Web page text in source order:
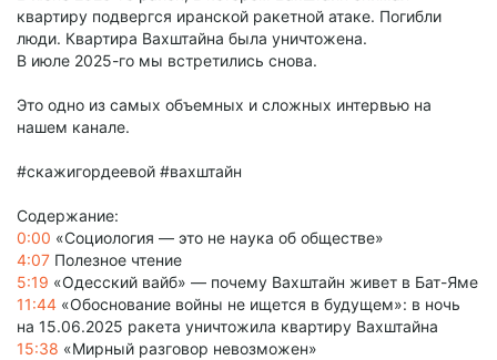
квартиру подвергся иранской ракетной атаке. Погибли
люди. Квартира Вахштайна была уничтожена.
В июле 2025-го мы встретились снова.
Это одно из самых объемных и сложных интервью на
нашем канале.
#скажигордеевой #вахштайн
Содержание:
0:00 «Социология — это не наука об обществе»
4:07 Полезное чтение
5:19 «Одесский вайб» — почему Вахштайн живет в Бат-Яме
11:44 «Обоснование войны не ищется в будущем»: в ночь
на 15.06.2025 ракета уничтожила квартиру Вахштайна
15:38 «Мирный разговор невозможен»